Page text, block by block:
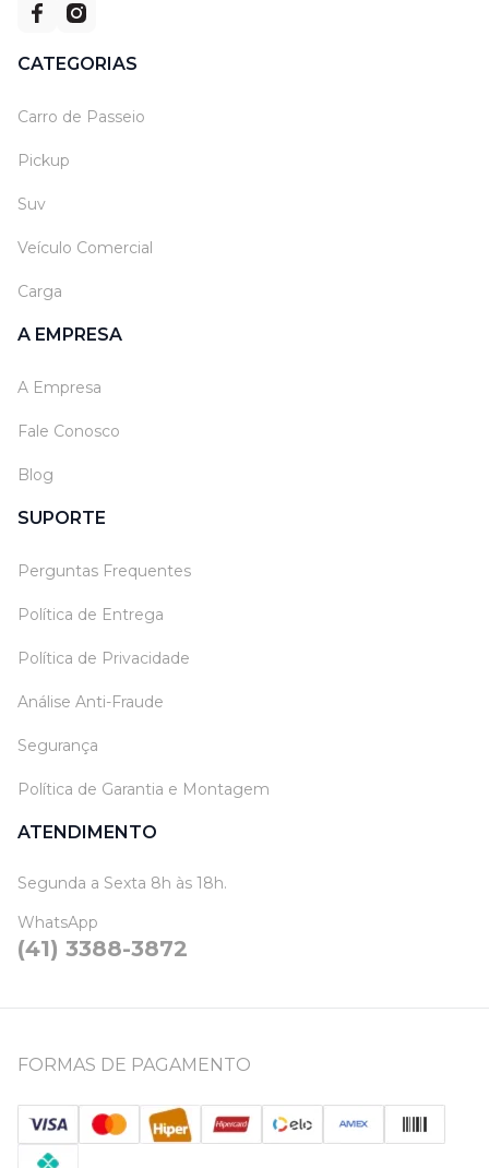
CATEGORIAS
Carro de Passeio
Pickup
Suv
Veículo Comercial
Carga
A EMPRESA
A Empresa
Fale Conosco
Blog
SUPORTE
Perguntas Frequentes
Política de Entrega
Política de Privacidade
Análise Anti-Fraude
Segurança
Política de Garantia e Montagem
ATENDIMENTO
Segunda a Sexta 8h às 18h.
WhatsApp
(41) 3388-3872
FORMAS DE PAGAMENTO